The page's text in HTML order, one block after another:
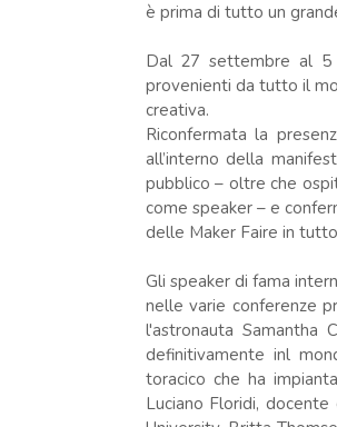
è prima di tutto un
Dal 27 settembre al 5
provenienti da tutto il
creativa.
Riconfermata la
all’interno della
pubblico – oltre che
come speaker – e
delle Maker Faire in
Gli speaker di fama
nelle varie conferenze
l'astronauta Samantha
definitivamente inl
toracico che ha
Luciano Floridi,